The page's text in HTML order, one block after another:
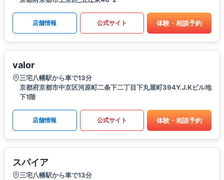
店舗情報 公式サイト 体験・相談予約
valor
三宅八幡駅から車で13分
京都府京都市中京区河原町二条下二丁目下丸屋町394Y.J.Kビル地
下1階
店舗情報 公式サイト 体験・相談予約
スパイア
三宅八幡駅から車で13分